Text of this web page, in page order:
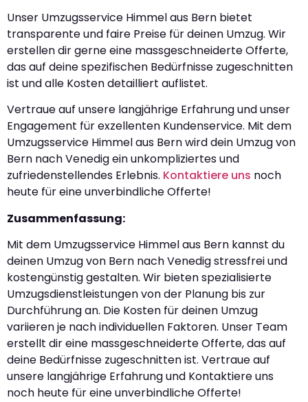
Unser Umzugsservice Himmel aus Bern bietet
transparente und faire Preise für deinen Umzug. Wir
erstellen dir gerne eine massgeschneiderte Offerte,
das auf deine spezifischen Bedürfnisse zugeschnitten
ist und alle Kosten detailliert auflistet.
Vertraue auf unsere langjährige Erfahrung und unser
Engagement für exzellenten Kundenservice. Mit dem
Umzugsservice Himmel aus Bern wird dein Umzug von
Bern nach Venedig ein unkompliziertes und
zufriedenstellendes Erlebnis. Kontaktiere uns noch
heute für eine unverbindliche Offerte!
Zusammenfassung:
Mit dem Umzugsservice Himmel aus Bern kannst du
deinen Umzug von Bern nach Venedig stressfrei und
kostengünstig gestalten. Wir bieten spezialisierte
Umzugsdienstleistungen von der Planung bis zur
Durchführung an. Die Kosten für deinen Umzug
variieren je nach individuellen Faktoren. Unser Team
erstellt dir eine massgeschneiderte Offerte, das auf
deine Bedürfnisse zugeschnitten ist. Vertraue auf
unsere langjährige Erfahrung und Kontaktiere uns
noch heute für eine unverbindliche Offerte!